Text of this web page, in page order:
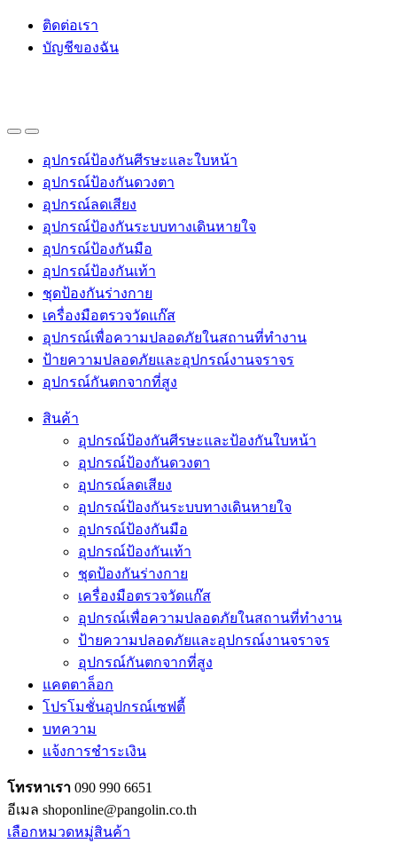
Skip
navigation
Skip
content
ติดต่อเรา
บัญชีของฉัน
อุปกรณ์ป้องกันศีรษะและใบหน้า
อุปกรณ์ป้องกันดวงตา
อุปกรณ์ลดเสียง
อุปกรณ์ป้องกันระบบทางเดินหายใจ
อุปกรณ์ป้องกันมือ
อุปกรณ์ป้องกันเท้า
ชุดป้องกันร่างกาย
เครื่องมือตรวจวัดแก๊ส
อุปกรณ์เพื่อความปลอดภัยในสถานที่ทำงาน
ป้ายความปลอดภัยและอุปกรณ์งานจราจร
อุปกรณ์กันตกจากที่สูง
สินค้า
อุปกรณ์ป้องกันศีรษะและป้องกันใบหน้า
อุปกรณ์ป้องกันดวงตา
อุปกรณ์ลดเสียง
อุปกรณ์ป้องกันระบบทางเดินหายใจ
อุปกรณ์ป้องกันมือ
อุปกรณ์ป้องกันเท้า
ชุดป้องกันร่างกาย
เครื่องมือตรวจวัดแก๊ส
อุปกรณ์เพื่อความปลอดภัยในสถานที่ทำงาน
ป้ายความปลอดภัยและอุปกรณ์งานจราจร
อุปกรณ์กันตกจากที่สูง
แคตตาล็อก
โปรโมชั่นอุปกรณ์เซฟตี้
บทความ
แจ้งการชำระเงิน
โทรหาเรา 090 990 6651
อีเมล shoponline@pangolin.co.th
เลือกหมวดหมู่สินค้า